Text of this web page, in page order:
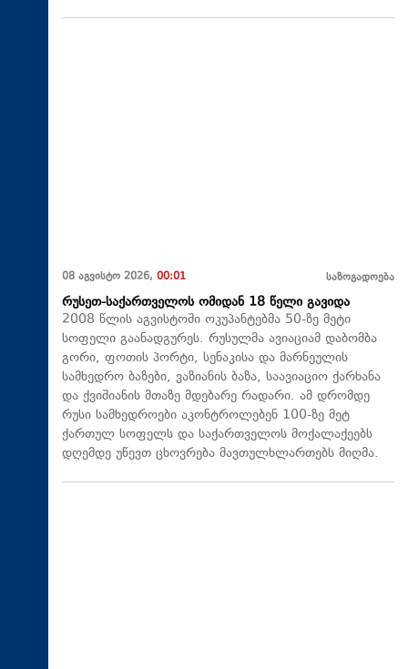
08 აგვისტო 2026, 00:01 საზოგადოება
რუსეთ-საქართველოს ომიდან 18 წელი გავიდა
2008 წლის აგვისტოში ოკუპანტებმა 50-ზე მეტი
სოფელი გაანადგურეს. რუსულმა ავიაციამ დაბომბა
გორი, ფოთის პორტი, სენაკისა და მარნეულის
სამხედრო ბაზები, ვაზიანის ბაზა, საავიაციო ქარხანა
და ქვიშიანის მთაზე მდებარე რადარი. ამ დრომდე
რუსი სამხედროები აკონტროლებენ 100-ზე მეტ
ქართულ სოფელს და საქართველოს მოქალაქეებს
დღემდე უწევთ ცხოვრება მავთულხლართებს მიღმა.